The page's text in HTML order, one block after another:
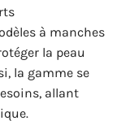
à manches
la peau
la gamme se
allant